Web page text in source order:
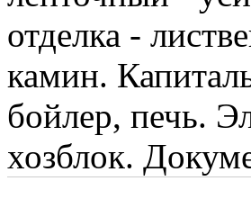
отделка -
камин.
бойлер, печь.
хозблок.